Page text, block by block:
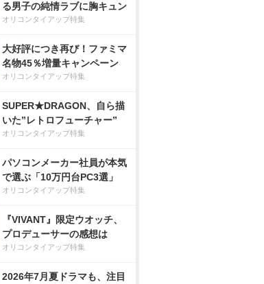
る男子の純情ラブに胸キュン
オリコンタイアップ特集
大好評につき再び！ファミマ
名物45％増量キャンペーン
オリコンタイアップ特集
SUPER★DRAGON、自ら描
いた”レトロフューチャー”
オリコンタイアップ特集
パソコンメーカー社員が本気
で選ぶ「10万円台PC3選」
オリコンタイアップ特集
『VIVANT』限定ウオッチ、
プロデューサーの感想は
オリコンタイアップ特集
2026年7月夏ドラマも、注目